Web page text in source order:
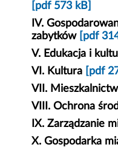
[pdf 573 kB]
IV.
zabytków
[pdf
V. Edukacja i
VI. Kultura
[pdf
VII.
VIII. Ochrona
IX. Zarządzanie
X. Gospodarka